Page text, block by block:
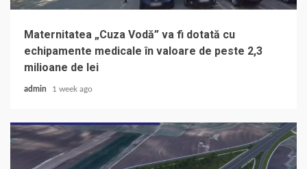
Maternitatea „Cuza Vodă” va fi dotată cu
echipamente medicale în valoare de peste 2,3
milioane de lei
admin 1 week ago